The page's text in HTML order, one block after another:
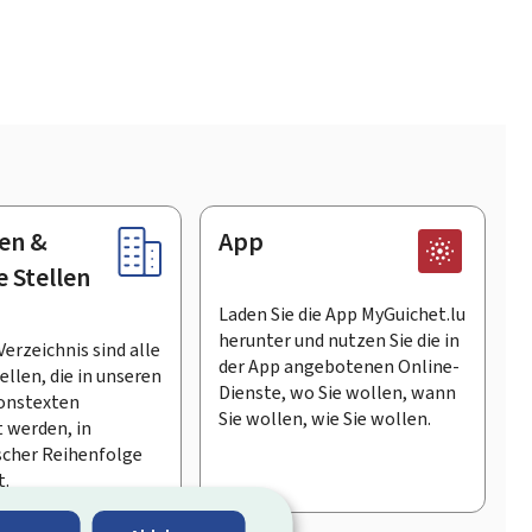
&
Stellen
sind alle
die in unseren
in
Reihenfolge
App
Laden Sie die App MyGuichet.lu
herunter und nutzen Sie die in
der App angebotenen Online-
Dienste, wo Sie wollen, wann
Sie wollen, wie Sie wollen.